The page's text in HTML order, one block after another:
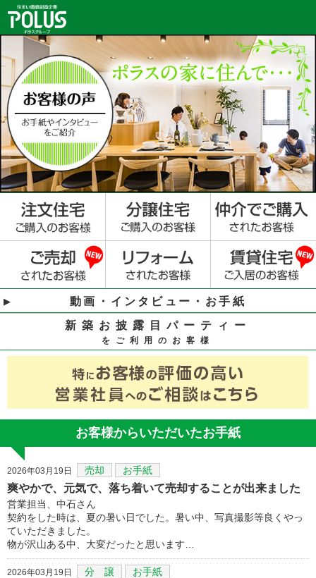
動画・インタビュー・お手紙
新築お披露目パーティー
をご利用のお客様
お客様からいただいたお手紙
2026年03月19日 売却 お手紙
爽やかで、元気で、落ち着いて売却することが出来ました
営業担当、中石さん
契約をした時は、夏の暑い日でした。暑い中、写真撮影等良くやっ
ていただきました。
物が沢山ある中、大変だったと思います…
2026年03月19日 分 譲 お手紙